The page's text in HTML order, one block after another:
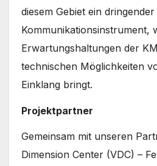
diesem Gebiet ein
Kommunikationsinstrument,
Erwartungshaltungen der
technischen Möglichkeiten
Einklang bringt.
Projektpartner
Gemeinsam mit unseren
Dimension Center (VDC) –